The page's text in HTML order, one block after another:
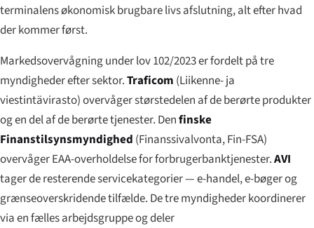
terminalens økonomisk brugbare livs afslutning, alt efter hvad
der kommer først.
Markedsovervågning under lov 102/2023 er fordelt på tre
myndigheder efter sektor.Traficom (Liikenne- ja
viestintävirasto) overvåger størstedelen af de berørte produkter
og en del af de berørte tjenester. Denfinske
Finanstilsynsmyndighed (Finanssivalvonta, Fin-FSA)
overvåger EAA-overholdelse for forbrugerbanktjenester.AVI
tager de resterende servicekategorier — e-handel, e-bøger og
grænseoverskridende tilfælde. De tre myndigheder koordinerer
via en fælles arbejdsgruppe og deler